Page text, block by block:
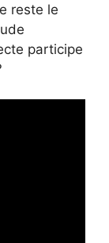
reste le
participe